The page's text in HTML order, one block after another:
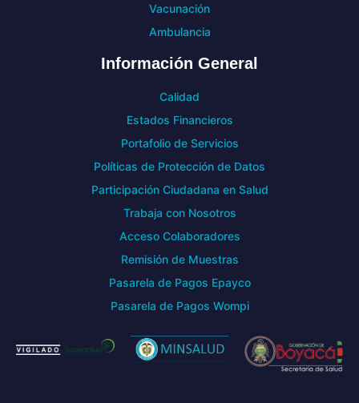
Vacunación
Ambulancia
Información General
Calidad
Estados Financieros
Portafolio de Servicios
Políticas de Protección de Datos
Participación Ciudadana en Salud
Trabaja con Nosotros
Acceso Colaboradores
Remisión de Muestras
Pasarela de Pagos Epayco
Pasarela de Pagos Wompi